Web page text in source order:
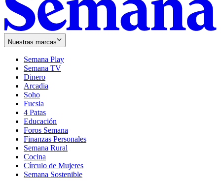
Nuestras marcas
Semana Play
Semana TV
Dinero
Arcadia
Soho
in
new
window
Fucsia
in
new
window
4 Patas
Educación
Foros Semana
Finanzas Personales
Semana Rural
Cocina
Círculo de Mujeres
Semana Sostenible